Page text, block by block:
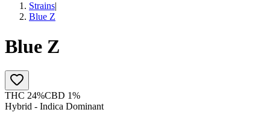
Strains|
Blue Z
Blue Z
THC 24%CBD 1%
Hybrid - Indica Dominant